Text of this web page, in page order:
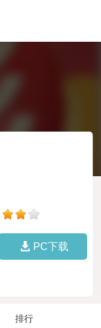
PC下载
排行